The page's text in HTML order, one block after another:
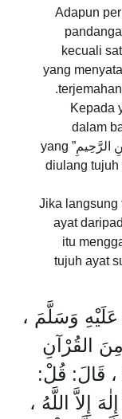
Adapun
kecuali
yang
Kepada
dalam
seperti membaca “بِسْمِ اللَّـهِ الرَّحْمَـٰنِ الرَّحِيمِ” yang
diulang tujuh
Jika langsung
ayat
itu
tujuh ayat
وَسَلَّمَ ،
القُرْآنِ
، قَالَ: قُلْ:
إِلاَّ اللَّهُ ،